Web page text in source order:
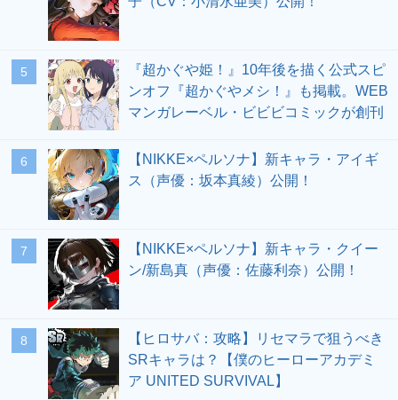
5
『超かぐや姫！』10年後を描く公式スピ
ンオフ『超かぐやメシ！』も掲載。WEB
マンガレーベル・ビビビコミックが創刊
6
【NIKKE×ペルソナ】新キャラ・アイギ
ス（声優：坂本真綾）公開！
7
【NIKKE×ペルソナ】新キャラ・クイー
ン/新島真（声優：佐藤利奈）公開！
8
【ヒロサバ：攻略】リセマラで狙うべき
SRキャラは？【僕のヒーローアカデミ
ア UNITED SURVIVAL】